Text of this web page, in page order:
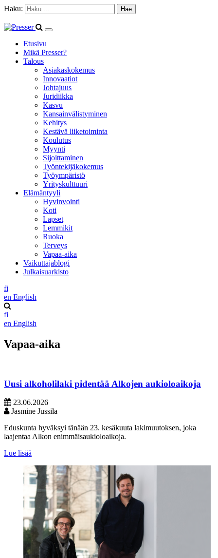
Haku:
Etusivu
Mikä Presser?
Talous
Asiakaskokemus
Innovaatiot
Johtajuus
Juridiikka
Kasvu
Kansainvälistyminen
Kehitys
Kestävä liiketoiminta
Koulutus
Myynti
Sijoittaminen
Työntekijäkokemus
Työympäristö
Yrityskulttuuri
Elämäntyyli
Hyvinvointi
Koti
Lapset
Lemmikit
Ruoka
Terveys
Vapaa-aika
Vaikuttajablogi
Julkaisuarkisto
fi
en English
fi
en English
Vapaa-aika
Uusi alkoholilaki pidentää Alkojen aukioloaikoja
23.06.2026
Jasmine Jussila
Eduskunta hyväksyi tänään 23. kesäkuuta lakimuutoksen, joka
laajentaa Alkon enimmäisaukioloaikoja.
Lue lisää